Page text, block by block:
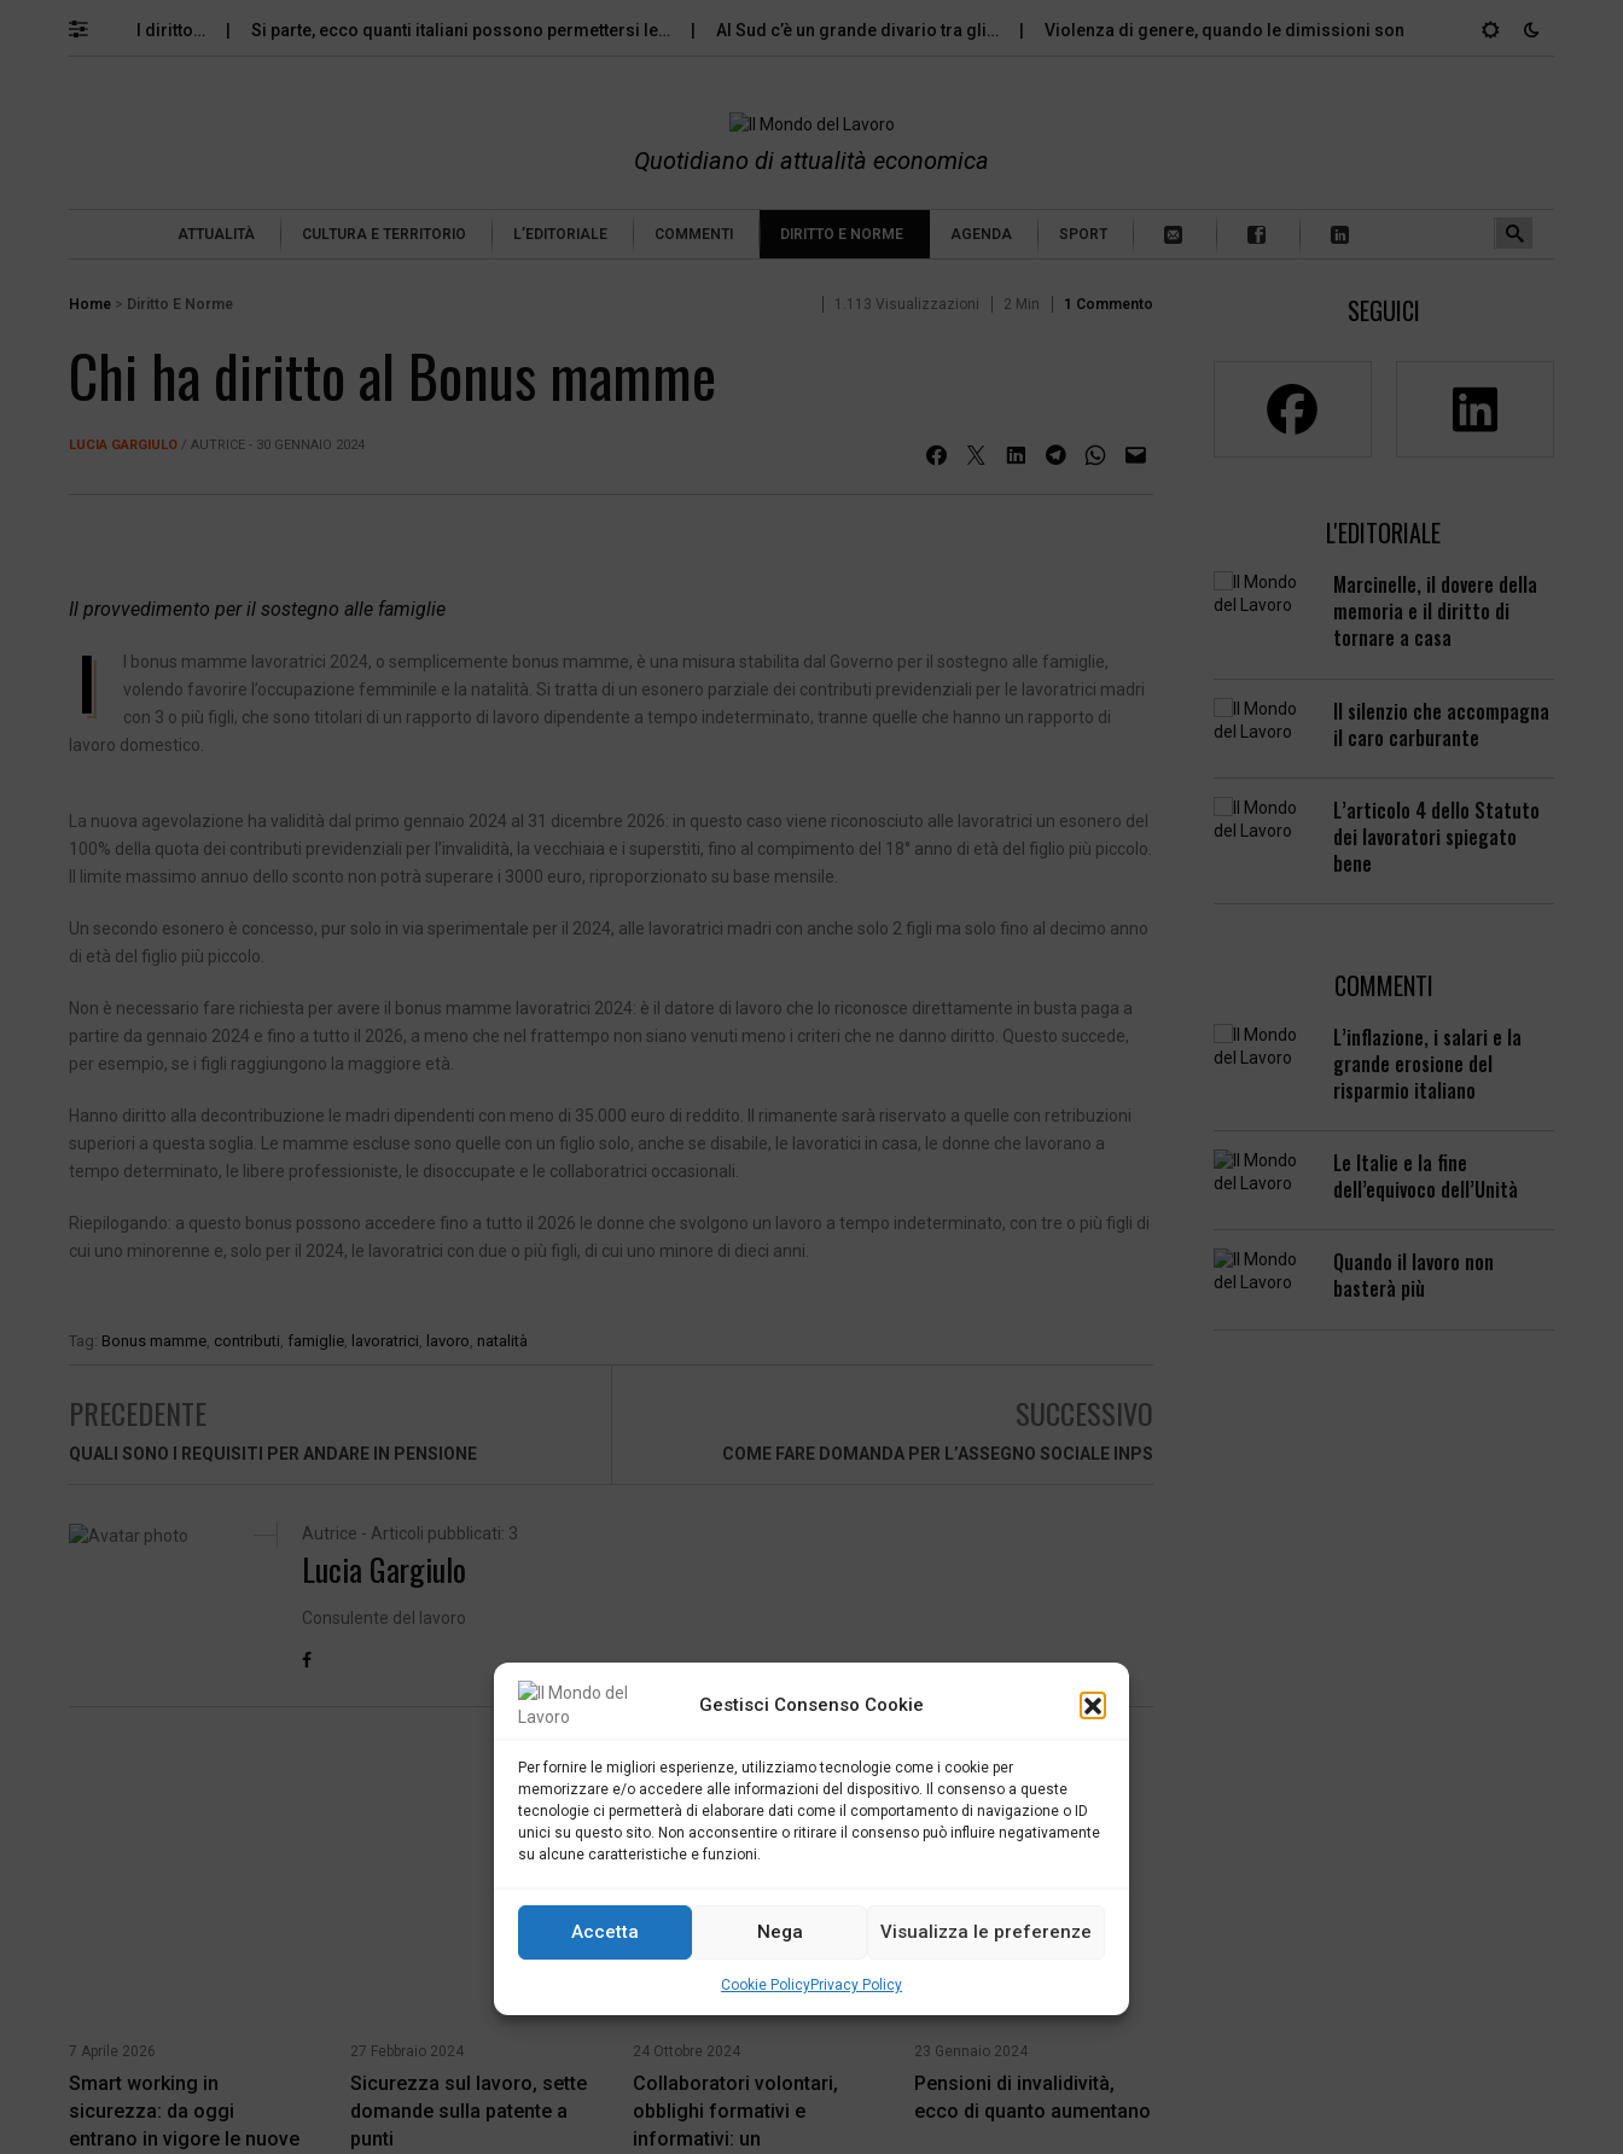
Gestisci Consenso Cookie
Per fornire le migliori esperienze, utilizziamo tecnologie come i cookie per
memorizzare e/o accedere alle informazioni del dispositivo. Il consenso a queste
tecnologie ci permetterà di elaborare dati come il comportamento di navigazione o ID
unici su questo sito. Non acconsentire o ritirare il consenso può influire negativamente
su alcune caratteristiche e funzioni.
Accetta Nega Visualizza le preferenze
Cookie PolicyPrivacy Policy
e il diritto… Si parte, ecco quanti italiani possono permettersi le… Al Sud c’è un grande divario tra gli… Violenza di genere, quando le dimissioni sono un… Marcinelle, il
Quotidiano di attualità economica
ATTUALITÀ CULTURA E TERRITORIO L’EDITORIALE COMMENTI DIRITTO E NORME AGENDA SPORT
Home > Diritto E Norme 1.113 Visualizzazioni 2 Min 1 Commento
Chi ha diritto al Bonus mamme
LUCIA GARGIULO / AUTRICE - 30 GENNAIO 2024
Il provvedimento per il sostegno alle famiglie
I
l bonus mamme lavoratrici 2024, o semplicemente bonus mamme, è una misura stabilita dal Governo per il sostegno alle famiglie,
volendo favorire l’occupazione femminile e la natalità. Si tratta di un esonero parziale dei contributi previdenziali per le lavoratrici madri
con 3 o più figli, che sono titolari di un rapporto di lavoro dipendente a tempo indeterminato, tranne quelle che hanno un rapporto di
lavoro domestico.
La nuova agevolazione ha validità dal primo gennaio 2024 al 31 dicembre 2026: in questo caso viene riconosciuto alle lavoratrici un esonero del
100% della quota dei contributi previdenziali per l’invalidità, la vecchiaia e i superstiti, fino al compimento del 18° anno di età del figlio più piccolo.
Il limite massimo annuo dello sconto non potrà superare i 3000 euro, riproporzionato su base mensile.
Un secondo esonero è concesso, pur solo in via sperimentale per il 2024, alle lavoratrici madri con anche solo 2 figli ma solo fino al decimo anno
di età del figlio più piccolo.
Non è necessario fare richiesta per avere il bonus mamme lavoratrici 2024: è il datore di lavoro che lo riconosce direttamente in busta paga a
partire da gennaio 2024 e fino a tutto il 2026, a meno che nel frattempo non siano venuti meno i criteri che ne danno diritto. Questo succede,
per esempio, se i figli raggiungono la maggiore età.
Hanno diritto alla decontribuzione le madri dipendenti con meno di 35.000 euro di reddito. Il rimanente sarà riservato a quelle con retribuzioni
superiori a questa soglia. Le mamme escluse sono quelle con un figlio solo, anche se disabile, le lavoratici in casa, le donne che lavorano a
tempo determinato, le libere professioniste, le disoccupate e le collaboratrici occasionali.
Riepilogando: a questo bonus possono accedere fino a tutto il 2026 le donne che svolgono un lavoro a tempo indeterminato, con tre o più figli di
cui uno minorenne e, solo per il 2024, le lavoratrici con due o più figli, di cui uno minore di dieci anni.
Tag: Bonus mamme, contributi, famiglie, lavoratrici, lavoro, natalità
PRECEDENTE
QUALI SONO I REQUISITI PER ANDARE IN PENSIONE
SUCCESSIVO
COME FARE DOMANDA PER L’ASSEGNO SOCIALE INPS
Autrice - Articoli pubblicati: 3
Lucia Gargiulo
Consulente del lavoro
ARTICOLI CORRELATI
7 Aprile 2026
Smart working in
sicurezza: da oggi
entrano in vigore le nuove
27 Febbraio 2024
Sicurezza sul lavoro, sette
domande sulla patente a
punti
24 Ottobre 2024
Collaboratori volontari,
obblighi formativi e
informativi: un
23 Gennaio 2024
Pensioni di invalidività,
ecco di quanto aumentano
SEGUICI
L'EDITORIALE
Marcinelle, il dovere della
memoria e il diritto di
tornare a casa
Il silenzio che accompagna
il caro carburante
L’articolo 4 dello Statuto
dei lavoratori spiegato
bene
COMMENTI
L’inflazione, i salari e la
grande erosione del
risparmio italiano
Le Italie e la fine
dell’equivoco dell’Unità
Quando il lavoro non
basterà più